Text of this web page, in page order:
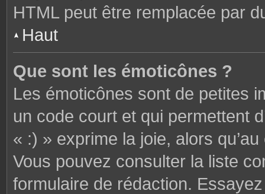
HTML peut être remplacée par
Haut
Que sont les émoticônes ?
Les émoticônes sont de petites
un code court et qui permettent
« :) » exprime la joie, alors
Vous pouvez consulter la liste
formulaire de rédaction.